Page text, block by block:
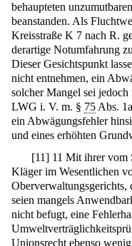
behaupteten
beanstanden. Als
Kreisstraße K 7 nach R.
derartige Notumfahrung
Dieser Gesichtspunkt
nicht entnehmen, ein
solcher Mangel sei
LWG i. V. m. § 75 Abs.
ein Abwägungsfehler
und eines erhöhten
[11] 11 Mit ihrer vom
Kläger im Wesentlichen
seien mangels
nicht befugt, eine
Unionsrecht ebenso